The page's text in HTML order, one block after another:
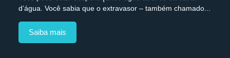
d’água. Você sabia que o extravasor – também chamado...
Saiba mais